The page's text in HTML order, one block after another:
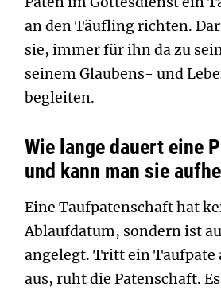
an den Täufling richten.
sie, immer für ihn da zu
seinem Glaubens- und
begleiten.
Wie lange dauert eine
und kann man sie
Eine Taufpatenschaft hat
Ablaufdatum, sondern ist
angelegt. Tritt ein Taufpate
aus, ruht die Patenschaft.